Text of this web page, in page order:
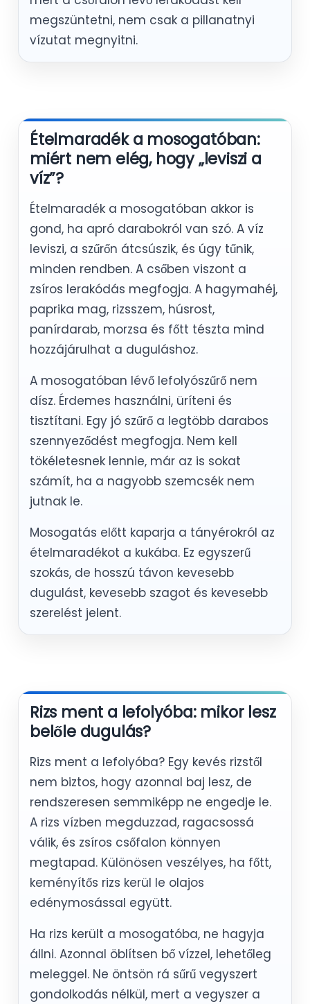
megszüntetni, nem csak a pillanatnyi
vízutat megnyitni.
Ételmaradék a mosogatóban:
miért nem elég, hogy „leviszi a
víz”?
Ételmaradék a mosogatóban akkor is
gond, ha apró darabokról van szó. A víz
leviszi, a szűrőn átcsúszik, és úgy tűnik,
minden rendben. A csőben viszont a
zsíros lerakódás megfogja. A hagymahéj,
paprika mag, rizsszem, húsrost,
panírdarab, morzsa és főtt tészta mind
hozzájárulhat a duguláshoz.
A mosogatóban lévő lefolyószűrő nem
dísz. Érdemes használni, üríteni és
tisztítani. Egy jó szűrő a legtöbb darabos
szennyeződést megfogja. Nem kell
tökéletesnek lennie, már az is sokat
számít, ha a nagyobb szemcsék nem
jutnak le.
Mosogatás előtt kaparja a tányérokról az
ételmaradékot a kukába. Ez egyszerű
szokás, de hosszú távon kevesebb
dugulást, kevesebb szagot és kevesebb
szerelést jelent.
Rizs ment a lefolyóba: mikor lesz
belőle dugulás?
Rizs ment a lefolyóba? Egy kevés rizstől
nem biztos, hogy azonnal baj lesz, de
rendszeresen semmiképp ne engedje le.
A rizs vízben megduzzad, ragacsossá
válik, és zsíros csőfalon könnyen
megtapad. Különösen veszélyes, ha főtt,
keményítős rizs kerül le olajos
edénymosással együtt.
Ha rizs került a mosogatóba, ne hagyja
állni. Azonnal öblítsen bő vízzel, lehetőleg
meleggel. Ne öntsön rá sűrű vegyszert
gondolkodás nélkül, mert a vegyszer a